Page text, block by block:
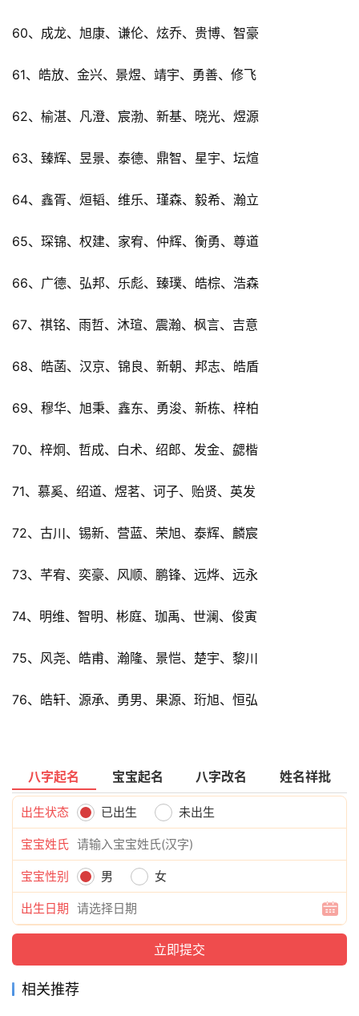
60、成龙、旭康、谦伦、炫乔、贵博、智豪
61、皓放、金兴、景煜、靖宇、勇善、修飞
62、榆湛、凡澄、宸渤、新基、晓光、煜源
63、臻辉、昱景、泰德、鼎智、星宇、坛煊
64、鑫胥、烜韬、维乐、瑾森、毅希、瀚立
65、琛锦、权建、家宥、仲辉、衡勇、尊道
66、广德、弘邦、乐彪、臻璞、皓棕、浩森
67、祺铭、雨哲、沐瑄、震瀚、枫言、吉意
68、皓菡、汉京、锦良、新朝、邦志、皓盾
69、穆华、旭秉、鑫东、勇浚、新栋、梓柏
70、梓炯、哲成、白术、绍郎、发金、勰楷
71、慕奚、绍道、煜茗、诃子、贻贤、英发
72、古川、锡新、营蓝、荣旭、泰辉、麟宸
73、芊宥、奕豪、风顺、鹏锋、远烨、远永
74、明维、智明、彬庭、珈禹、世澜、俊寅
75、风尧、皓甫、瀚隆、景恺、楚宇、黎川
76、皓轩、源承、勇男、果源、珩旭、恒弘
八字起名 宝宝起名 八字改名 姓名祥批
出生状态 已出生 未出生
宝宝姓氏
宝宝性别 男 女
出生日期
相关推荐